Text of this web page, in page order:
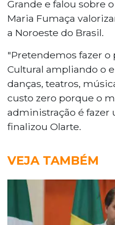
Grande e falou sobre
Maria Fumaça
a Noroeste do Brasil.
"Pretendemos fazer o
Cultural ampliando o
danças, teatros,
custo zero porque o
administração é fazer
finalizou Olarte.
VEJA TAMBÉM